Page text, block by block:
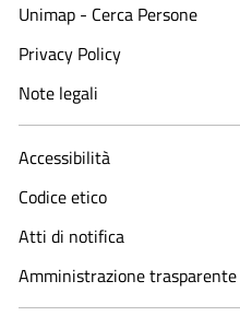
Unimap - Cerca Persone
Privacy Policy
Note legali
Accessibilità
Codice etico
Atti di notifica
Amministrazione trasparente